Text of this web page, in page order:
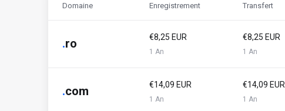
Domaine Enregistrement Transfert
.ro €8,25 EUR
1 An
€8,25 EUR
1 An
.com €14,09 EUR
1 An
€14,09 EUR
1 An